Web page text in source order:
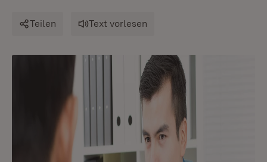
Teilen Text vorlesen